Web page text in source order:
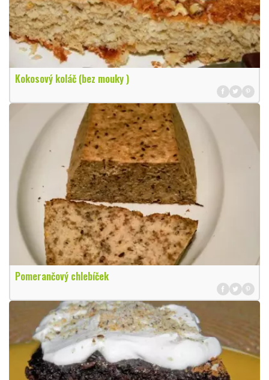
Kokosový koláč (bez mouky )
Pomerančový chlebíček